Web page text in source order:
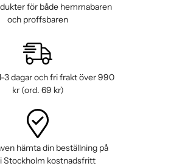
för både hemmabaren
och proffsbaren
3 dagar och fri frakt över 990
kr (ord. 69 kr)
hämta din beställning på
Stockholm kostnadsfritt